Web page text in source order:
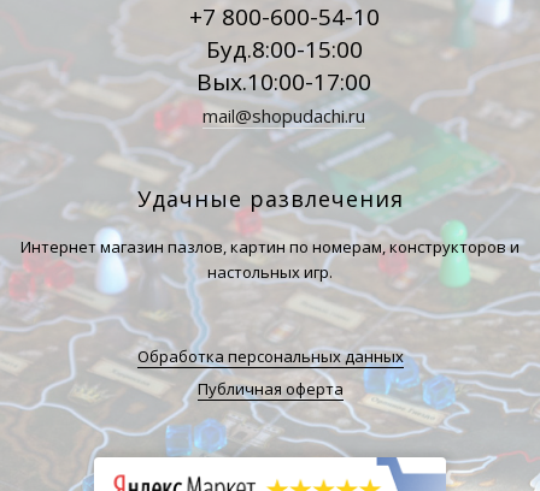
+7 800-600-54-10
Буд.8:00-15:00
Вых.10:00-17:00
mail@shopudachi.ru
Удачные развлечения
Интернет магазин пазлов, картин по номерам, конструкторов и
настольных игр.
Обработка персональных данных
Публичная оферта